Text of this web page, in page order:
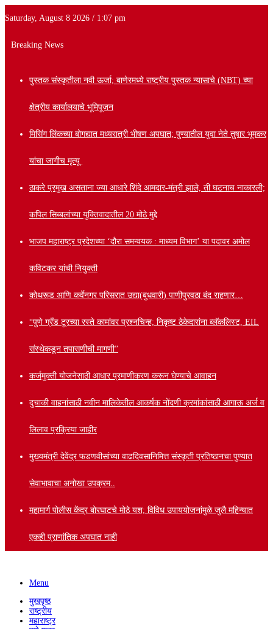
Saturday, August 8 2026 / 1:07 pm
Breaking News
पुस्तक संस्कृतीला नवी ऊर्जा; बाणेरमध्ये राष्ट्रीय पुस्तक न्यासाचे (NBT) च्या
क्षेत्रीय कार्यालयाचे भूमिपूजन
मिसिंग लिंकच्या बोगद्यात मध्यरात्री भीषण अपघात; पुण्यातील युवा नेते तुषार भूमकर
यांचा जागीच मृत्यू
ठाकरे प्रमुख असताना ज्या आधारे शिंदे आमदार-मंत्री झाले, ती घटनाच नाकारली;
कपिल सिब्बलांच्या युक्तिवादातील 20 मोठे मुद्दे
भाजप महाराष्ट्र प्रदेशच्या ‘दौरा समन्वयक : माध्यम विभाग’ या पदावर अमोल
कविटकर यांची नियुक्ती
कोथरूड आणि कर्वेनगर परिसरात उद्या(बुधवारी) पाणीपुरवठा बंद राहणार…
“पुणे ग्रँड टूरच्या रस्ते कामांवर प्रश्नचिन्ह; निकृष्ट ठेकेदारांना ब्लॅकलिस्ट, EIL
संस्थेकडून तपासणीची मागणी”
कर्जमुक्ती योजनेसाठी आधार प्रमाणीकरण करून घेण्याचे आवाहन
दुचाकी वाहनांसाठी नवीन मालिकेतील आकर्षक नोंदणी क्रमांकांसाठी आगाऊ अर्ज व
लिलाव प्रक्रिया जाहीर
मुख्यमंत्री देवेंद्र फडणवीसांच्या वाढदिवसानिमित्त संस्कृती प्रतिष्ठानचा पुण्यात
सेवाभावाचा अनोखा उपक्रम..
महामार्ग पोलीस केंद्र बोरघाटचे मोठे यश; विविध उपाययोजनांमुळे जुलै महिन्यात
एकही प्राणांतिक अपघात नाही
Menu
मुखपृष्ठ
राष्ट्रीय
महाराष्ट्र